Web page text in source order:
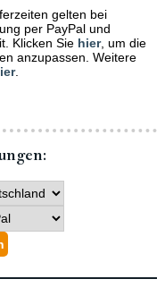
gelten bei
per PayPal und
Klicken Sie hier, um die
anzupassen. Weitere
.